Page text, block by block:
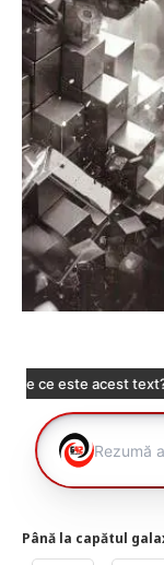
Până la capătul